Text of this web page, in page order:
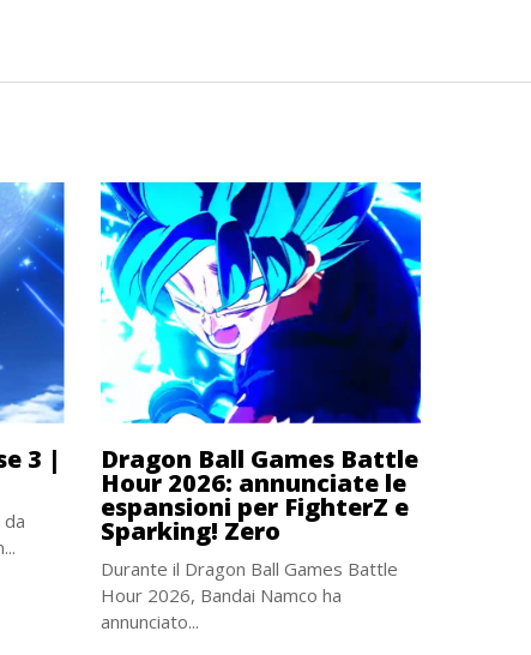
3 | Dragon Ball Games Battle
Hour 2026: annunciate le
espansioni per FighterZ e
Sparking! Zero
Durante il Dragon Ball Games Battle
Hour 2026, Bandai Namco ha
annunciato...